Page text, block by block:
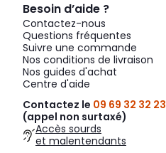
Besoin d’aide ?
Contactez-nous
Questions fréquentes
Suivre une commande
Nos conditions de livraison
Nos guides d'achat
Centre d'aide
Contactez le 09 69 32 32 23
(appel non surtaxé)
Accès sourds
et malentendants